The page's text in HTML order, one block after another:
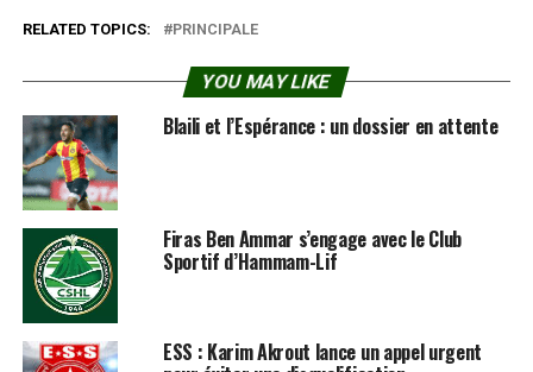
RELATED TOPICS: PRINCIPALE
YOU MAY LIKE
Blaili et l’Espérance : un dossier en attente
Firas Ben Ammar s’engage avec le Club
Sportif d’Hammam-Lif
ESS : Karim Akrout lance un appel urgent